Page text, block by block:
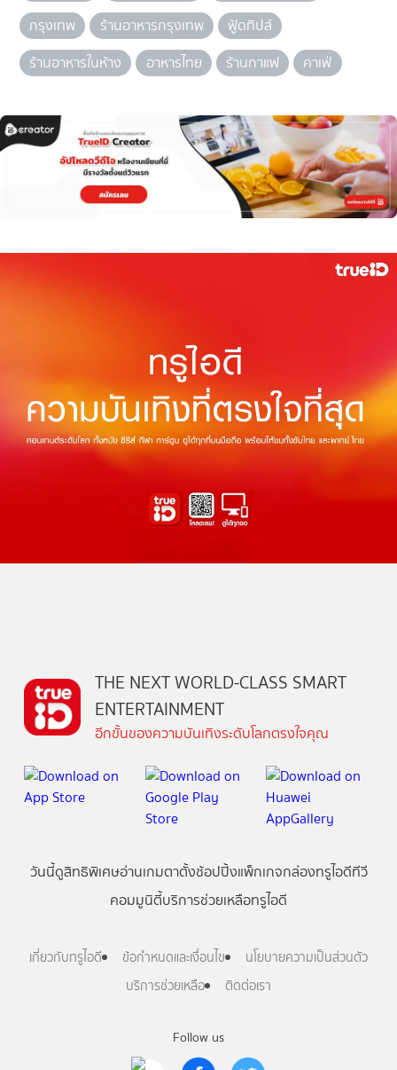
กรุงเทพ
ร้านอาหารกรุงเทพ
ฟู้ดทิปส์
ร้านอาหารในห้าง
อาหารไทย ร้านกาแฟ คาเฟ่
Follow us
THE NEXT WORLD-CLASS SMART
ENTERTAINMENT
อีกขั้นของความบันเทิงระดับโลกตรงใจคุณ
วันนี้ดูสิทธิพิเศษอ่านเกมตาตั้งช้อปปิ้งแพ็กเกจกล่องทรูไอดีทีวี
คอมมูนิตี้บริการช่วยเหลือทรูไอดี
เกี่ยวกับทรูไอดี ข้อกำหนดและเงื่อนไข
นโยบายความเป็นส่วนตัว
บริการช่วยเหลือ
ติดต่อเรา